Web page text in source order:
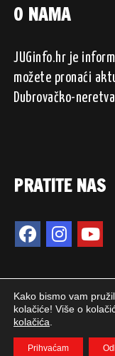
O NAMA
JUGinfo.hr je
možete pronaći
Dubrovačko-
PRATITE NAS
2024. © JUGinfo.hr
WEB PEPERIT
Kako bismo vam
kolačiće! Više o
kolačića
Prihvaćam